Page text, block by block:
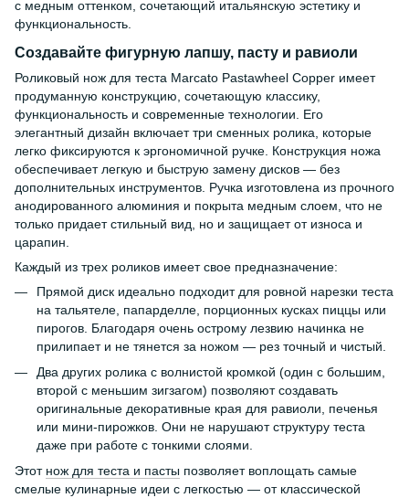
с медным оттенком, сочетающий итальянскую эстетику и
функциональность.
Создавайте фигурную лапшу, пасту и равиоли
Роликовый нож для теста Marcato Pastawheel Copper имеет
продуманную конструкцию, сочетающую классику,
функциональность и современные технологии. Его
элегантный дизайн включает три сменных ролика, которые
легко фиксируются к эргономичной ручке. Конструкция ножа
обеспечивает легкую и быструю замену дисков — без
дополнительных инструментов. Ручка изготовлена ​​из прочного
анодированного алюминия и покрыта медным слоем, что не
только придает стильный вид, но и защищает от износа и
царапин.
Каждый из трех роликов имеет свое предназначение:
Прямой диск идеально подходит для ровной нарезки теста
на тальятеле, папарделле, порционных кусках пиццы или
пирогов. Благодаря очень острому лезвию начинка не
прилипает и не тянется за ножом — рез точный и чистый.
Два других ролика с волнистой кромкой (один с большим,
второй с меньшим зигзагом) позволяют создавать
оригинальные декоративные края для равиоли, печенья
или мини-пирожков. Они не нарушают структуру теста
даже при работе с тонкими слоями.
Этот нож для теста и пасты позволяет воплощать самые
смелые кулинарные идеи с легкостью — от классической